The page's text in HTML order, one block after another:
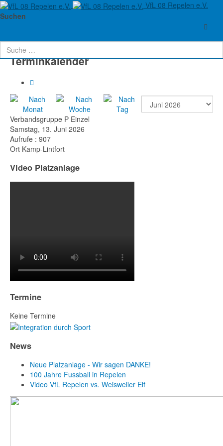
VfL 08 Repelen e.V.
Suchen
Aktuelle Seite:
Terminkalender
Verbandsgruppe P Einzel
Samstag, 13. Juni 2026
Aufrufe : 907
Ort Kamp-Lintfort
Video Platzanlage
Termine
Keine Termine
News
Neue Platzanlage - Wir sagen DANKE!
100 Jahre Fussball in Repelen
Video VfL Repelen vs. Weisweiler Elf